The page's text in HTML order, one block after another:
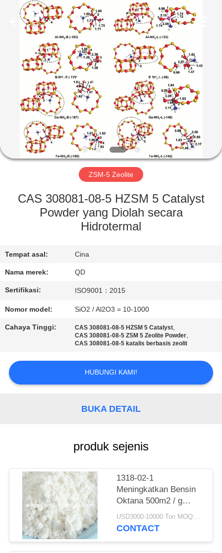
RUMAH
PRODUK
TENTANG
KAMI
TUR
KONTROL
HUBUNGI
KAMI
BERITA
KASUS
SITEMAP
CATALYSTS
CO.,LTD.
ZSM-5 Zeolite
CAS 308081-08-5 HZSM 5 Catalyst
Powder yang Diolah secara
Hidrotermal
Tempat asal: Cina
Nama merek: QD
Sertifikasi: ISO9001：2015
Nomor model: SiO2 / Al2O3 = 10-1000
Cahaya Tinggi: CAS 308081-08-5 HZSM 5 Catalyst,
CAS 308081-08-5 ZSM 5 Zeolite Powder,
CAS 308081-08-5 katalis berbasis zeolit
HUBUNGI KAMI!
BUKA DETAIL
produk sejenis
1318-02-1
Meningkatkan Bensin
Oktana 500m2 / g
ZSM-5 Zeolite CatalystUSD3000-10000 Ton MOQ:1 KG
CONTACT